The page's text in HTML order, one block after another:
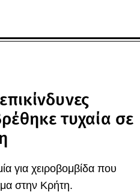
τυχαία σε
για χειροβομβίδα που
στην Κρήτη.